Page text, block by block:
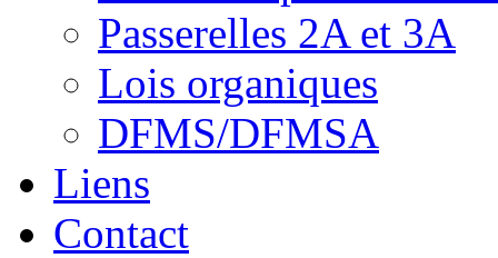
Passerelles 2A et 3A
Lois organiques
DFMS/DFMSA
Liens
Contact